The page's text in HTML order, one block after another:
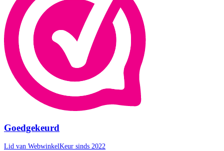
Goedgekeurd
Lid van WebwinkelKeur sinds 2022